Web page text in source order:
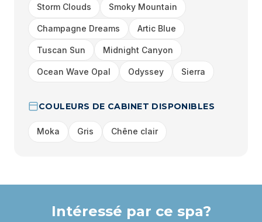
Storm Clouds Smoky Mountain
Champagne Dreams Artic Blue
Tuscan Sun Midnight Canyon
Ocean Wave Opal Odyssey Sierra
COULEURS DE CABINET DISPONIBLES
Moka Gris Chêne clair
Intéressé par ce spa?